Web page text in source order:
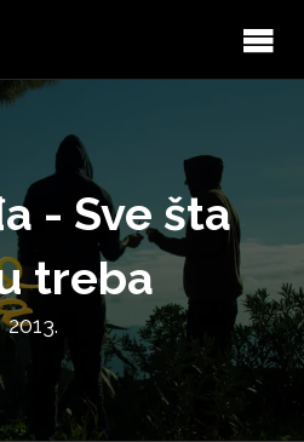
- Sve šta
treba
2013.